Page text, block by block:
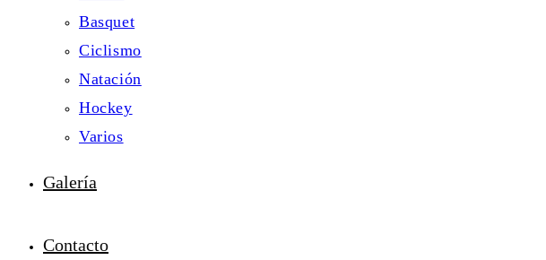
Basquet
Ciclismo
Natación
Hockey
Varios
Galería
Contacto